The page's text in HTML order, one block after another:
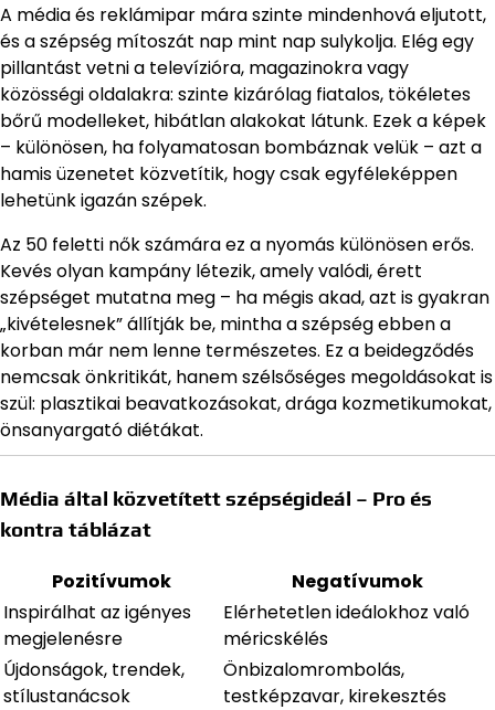
A média és reklámipar mára szinte mindenhová eljutott,
és a szépség mítoszát nap mint nap sulykolja. Elég egy
pillantást vetni a televízióra, magazinokra vagy
közösségi oldalakra: szinte kizárólag fiatalos, tökéletes
bőrű modelleket, hibátlan alakokat látunk. Ezek a képek
– különösen, ha folyamatosan bombáznak velük – azt a
hamis üzenetet közvetítik, hogy csak egyféleképpen
lehetünk igazán szépek.
Az 50 feletti nők számára ez a nyomás különösen erős.
Kevés olyan kampány létezik, amely valódi, érett
szépséget mutatna meg – ha mégis akad, azt is gyakran
„kivételesnek” állítják be, mintha a szépség ebben a
korban már nem lenne természetes. Ez a beidegződés
nemcsak önkritikát, hanem szélsőséges megoldásokat is
szül: plasztikai beavatkozásokat, drága kozmetikumokat,
önsanyargató diétákat.
Média által közvetített szépségideál – Pro és
kontra táblázat
Pozitívumok
Negatívumok
Inspirálhat az igényes
megjelenésre
Elérhetetlen ideálokhoz való
méricskélés
Újdonságok, trendek,
stílustanácsok
Önbizalomrombolás,
testképzavar, kirekesztés